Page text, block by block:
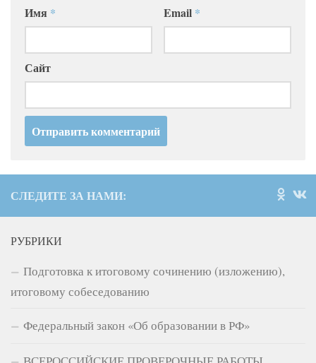
Имя * Email *
Сайт
СЛЕДИТЕ ЗА НАМИ:
РУБРИКИ
Подготовка к итоговому сочинению (изложению),
итоговому собеседованию
Федеральный закон «Об образовании в РФ»